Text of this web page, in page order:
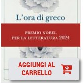
AGGIUNGI AL
CARRELLO